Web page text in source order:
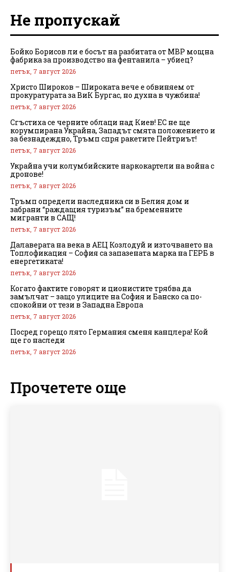
Не пропускай
Бойко Борисов ли е босът на разбитата от МВР мощна
фабрика за производство на фентанила – убиец?
петък, 7 август 2026
Христо Широков – Широката вече е обвиняем от
прокуратурата за ВиК Бургас, но духна в чужбина!
петък, 7 август 2026
Сгъстиха се черните облаци над Киев! ЕС не ще
корумпирана Украйна, Западът смята положението и
за безнадеждно, Тръмп спря ракетите Пейтриът!
петък, 7 август 2026
Украйна учи колумбийските наркокартели на война с
дронове!
петък, 7 август 2026
Тръмп определи наследника си в Белия дом и
забрани “раждащия туризъм” на бременните
мигранти в САЩ!
петък, 7 август 2026
Далаверата на века в АЕЦ Козлодуй и източването на
Топлофикация – София са запазената марка на ГЕРБ в
енергетиката!
петък, 7 август 2026
Когато фактите говорят и ционистите трябва да
замълчат – защо улиците на София и Банско са по-
спокойни от тези в Западна Европа
петък, 7 август 2026
Посред горещо лято Германия сменя канцлера! Кой
ще го наследи
петък, 7 август 2026
Прочетете още